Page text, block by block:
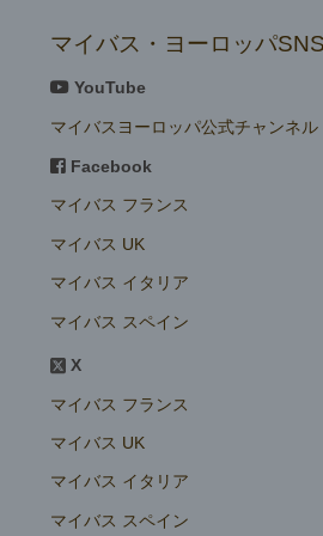
マイバス・ヨーロッパ
YouTube
マイバスヨーロッパ公式チャンネル
Facebook
マイバス フランス
マイバス UK
マイバス イタリア
マイバス スペイン
X
マイバス フランス
マイバス UK
マイバス イタリア
マイバス スペイン